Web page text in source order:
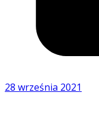
28 września 2021